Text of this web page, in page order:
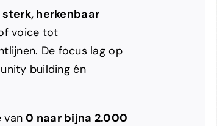
sterk, herkenbaar
voice tot
De focus lag op
building én
van0 naar bijna 2.000